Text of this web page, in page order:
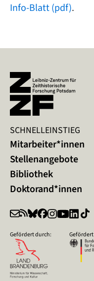
Info-Blatt (pdf).
SCHNELLEINSTIEG
Mitarbeiter*innen
Stellenangebote
Bibliothek
Doktorand*innen
Gefördert durch: